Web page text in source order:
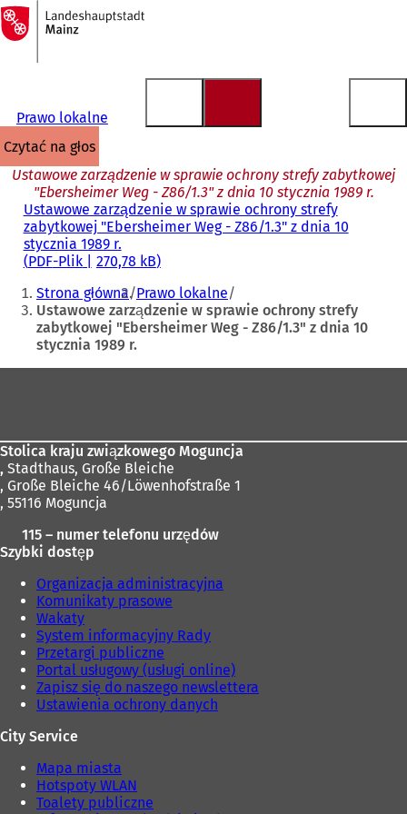
Przejdź do treści
Do
strony
głównej
Prawo lokalne
czytać na głos
Ustawowe zarządzenie w sprawie ochrony strefy zabytkowej
"Ebersheimer Weg - Z86/1.3" z dnia 10 stycznia 1989 r.
Ustawowe zarządzenie w sprawie ochrony strefy
zabytkowej "Ebersheimer Weg - Z86/1.3" z dnia 10
stycznia 1989 r.
PDF-Plik 270,78 kB
Jesteś
tutaj:
Strona główna Prawo lokalne
Ustawowe zarządzenie w sprawie ochrony strefy
zabytkowej "Ebersheimer Weg - Z86/1.3" z dnia 10
stycznia 1989 r.
Stolica kraju związkowego Moguncja
, Stadthaus, Große Bleiche
, Große Bleiche 46/Löwenhofstraße 1
, 55116 Moguncja
115 – numer telefonu urzędów
Szybki dostęp
Organizacja administracyjna
Komunikaty prasowe
Wakaty
System informacyjny Rady
Przetargi publiczne
Portal usługowy (usługi online)
Zapisz się do naszego newslettera
Ustawienia ochrony danych
City Service
Mapa miasta
Hotspoty WLAN
Toalety publiczne